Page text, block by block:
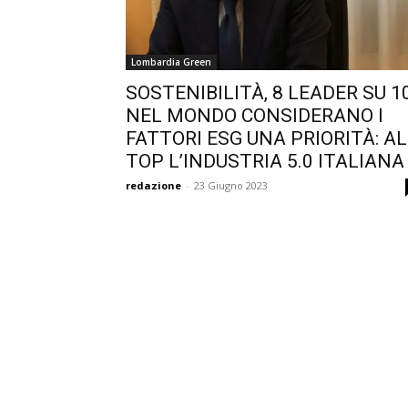
Lombardia Green
SOSTENIBILITÀ, 8 LEADER SU
NEL MONDO CONSIDERANO I
FATTORI ESG UNA PRIORITÀ: AL
TOP L’INDUSTRIA 5.0 ITALIANA
redazione - 23 Giugno 2023